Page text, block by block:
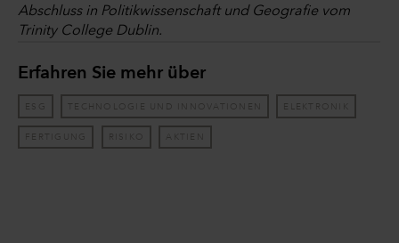
Abschluss in Politikwissenschaft und Geografie vom
Trinity College Dublin.
Erfahren Sie mehr über
ESG TECHNOLOGIE UND INNOVATIONEN ELEKTRONIK
FERTIGUNG RISIKO AKTIEN